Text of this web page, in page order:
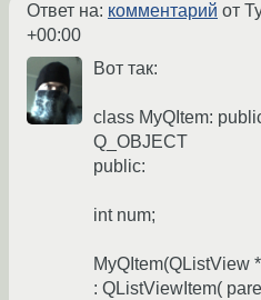
Ответ на: комментарий от
+00:00
Вот так:
class MyQItem:
Q_OBJECT
public:
int num;
MyQItem(QListView
: QListViewItem(